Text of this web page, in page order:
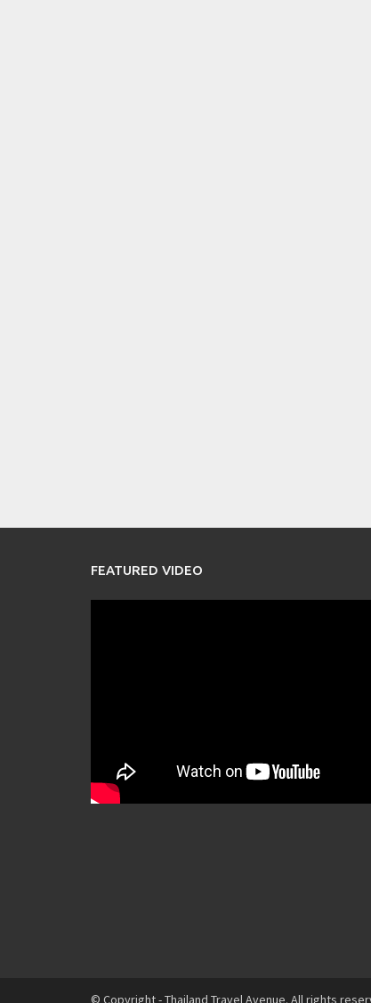
FEATURED VIDEO
© Copyright - Thailand Travel Avenue. All rights